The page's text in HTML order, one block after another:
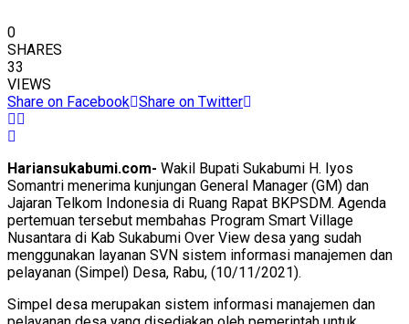
0
SHARES
33
VIEWS
Share on Facebook Share on Twitter
Hariansukabumi.com- Wakil Bupati Sukabumi H. Iyos
Somantri menerima kunjungan General Manager (GM) dan
Jajaran Telkom Indonesia di Ruang Rapat BKPSDM. Agenda
pertemuan tersebut membahas Program Smart Village
Nusantara di Kab Sukabumi Over View desa yang sudah
menggunakan layanan SVN sistem informasi manajemen dan
pelayanan (Simpel) Desa, Rabu, (10/11/2021).
Simpel desa merupakan sistem informasi manajemen dan